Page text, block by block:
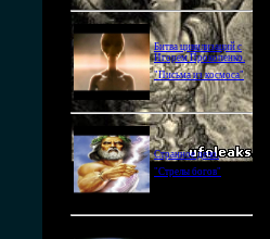
Битва цивилизаций с
Игорем Прокопенко.
"Письма из космоса"
Странное дело.
"Стрелы богов"